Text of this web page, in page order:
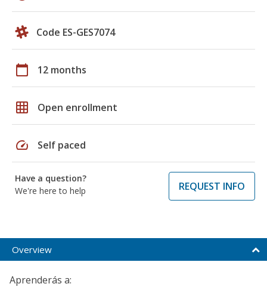
Code ES-GES7074
calendar_today 12 months
grid_on Open enrollment
speed Self paced
Have a question?
We're here to help
REQUEST INFO
Overview
Aprenderás a: